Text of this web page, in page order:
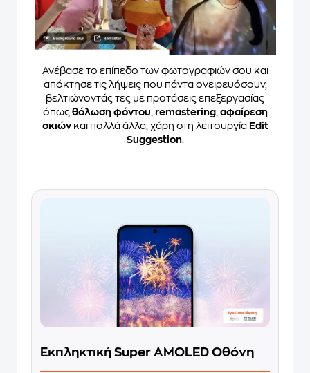
Ανέβασε το επίπεδο των φωτογραφιών σου και
απόκτησε τις λήψεις που πάντα ονειρευόσουν,
βελτιώνοντάς τες με προτάσεις επεξεργασίας
όπως θόλωση φόντου remastering, αφαίρεση
σκιώνκαι πολλά άλλα, χάρη στη λειτουργία Edit
Suggestion.
Εκπληκτική Super AMOLED Οθόνη